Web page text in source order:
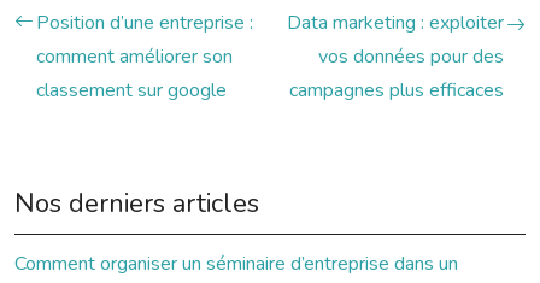
Position d’une entreprise :
comment améliorer son
classement sur google
Data marketing : exploiter
vos données pour des
campagnes plus efficaces
Nos derniers articles
Comment organiser un séminaire d’entreprise dans un